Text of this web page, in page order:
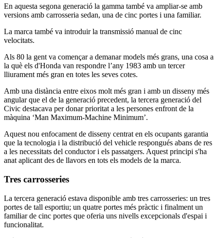
En aquesta segona generació la gamma també va ampliar-se amb
versions amb carrosseria sedan, una de cinc portes i una familiar.
La marca també va introduir la transmissió manual de cinc
velocitats.
Als 80 la gent va començar a demanar models més grans, una cosa a
la què els d'Honda van respondre l’any 1983 amb un tercer
lliurament més gran en totes les seves cotes.
Amb una distància entre eixos molt més gran i amb un disseny més
angular que el de la generació precedent, la tercera generació del
Civic destacava per donar prioritat a les persones enfront de la
màquina ‘Man Maximum-Machine Minimum’.
Aquest nou enfocament de disseny centrat en els ocupants garantia
que la tecnologia i la distribució del vehicle respongués abans de res
a les necessitats del conductor i els passatgers. Aquest principi s'ha
anat aplicant des de llavors en tots els models de la marca.
Tres carrosseries
La tercera generació estava disponible amb tres carrosseries: un tres
portes de tall esportiu; un quatre portes més pràctic i finalment un
familiar de cinc portes que oferia uns nivells excepcionals d'espai i
funcionalitat.